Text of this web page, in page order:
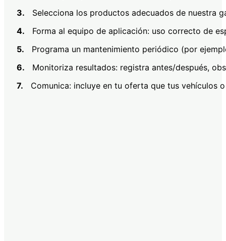
3. Selecciona los productos adecuados de nuestra
4. Forma al equipo de aplicación: uso correcto de
5. Programa un mantenimiento periódico (por
6. Monitoriza resultados: registra antes/después,
7. Comunica: incluye en tu oferta que tus vehículos